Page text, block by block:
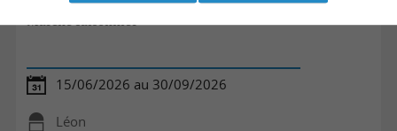
Marché saisonnier
15/06/2026 au 30/09/2026
Léon